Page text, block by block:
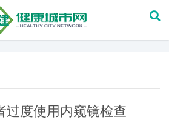
过度使用内窥镜检查